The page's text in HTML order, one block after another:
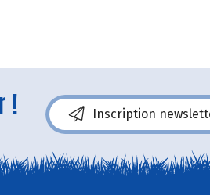
! Inscription